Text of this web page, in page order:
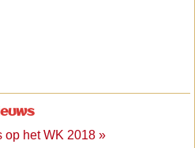
op het WK 2018 »